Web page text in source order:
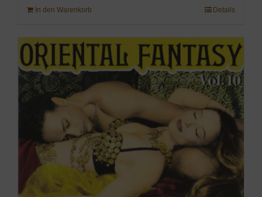
In den Warenkorb Details